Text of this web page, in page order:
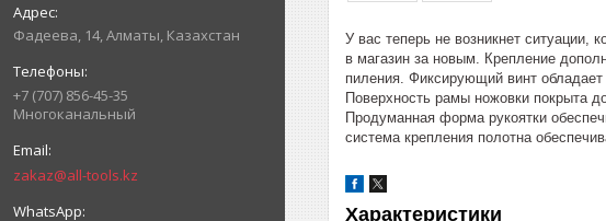
Фадеева, 14, Алматы, Казахстан
+7 (707) 856-45-35
Многоканальный
zakaz@all-tools.kz
У вас теперь не возникнет ситуации,
в магазин за новым. Крепление
пиления. Фиксирующий винт обладает
Поверхность рамы ножовки покрыта
Продуманная форма рукоятки
система крепления полотна
Характеристики